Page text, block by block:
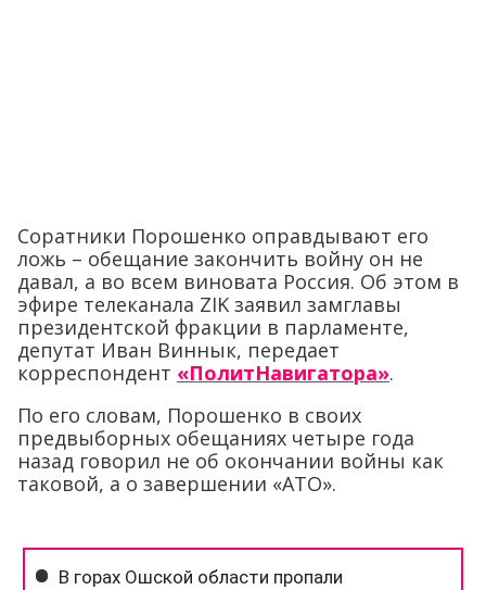
Соратники Порошенко оправдывают его
ложь – обещание закончить войну он не
давал, а во всем виновата Россия. Об этом в
эфире телеканала ZIK заявил замглавы
президентской фракции в парламенте,
депутат Иван Виннык, передает
корреспондент «ПолитНавигатора».
По его словам, Порошенко в своих
предвыборных обещаниях четыре года
назад говорил не об окончании войны как
таковой, а о завершении «АТО».